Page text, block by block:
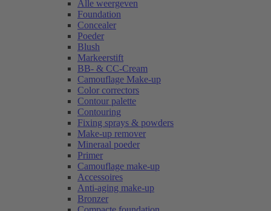
Alle weergeven
Foundation
Concealer
Poeder
Blush
Markeerstift
BB- & CC-Cream
Camouflage Make-up
Color correctors
Contour palette
Contouring
Fixing sprays & powders
Make-up remover
Mineraal poeder
Primer
Camouflage make-up
Accessoires
Anti-aging make-up
Bronzer